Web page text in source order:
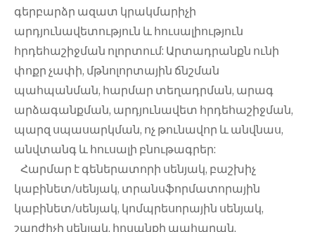
գերբարձր ազատ կրակմարիչի
արդյունավետություն և հուսալիություն
հրդեհաշիջման ոլորտում: Արտադրանքն ունի
փոքր չափի, մթնոլորտային ճնշման
պահպանման, հարմար տեղադրման, արագ
արձագանքման, արդյունավետ հրդեհաշիջման,
պարզ սպասարկման, ոչ թունավոր և անվնաս,
անվտանգ և հուսալի բնութագրեր:
Հարմար է գեներատորի սենյակ, բաշխիչ
կաբինետ/սենյակ, տրանսֆորմատորային
կաբինետ/սենյակ, կոմպրեսորային սենյակ,
շարժիչի սենյակ, հոսանքի պահարան,